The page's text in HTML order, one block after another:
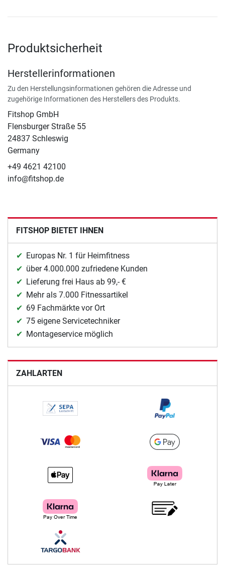
Produktsicherheit
Herstellerinformationen
Zu den Herstellungsinformationen gehören die Adresse und
zugehörige Informationen des Herstellers des Produkts.
Fitshop GmbH
Flensburger Straße 55
24837 Schleswig
Germany
+49 4621 42100
info@fitshop.de
FITSHOP BIETET IHNEN
Europas Nr. 1 für Heimfitness
über 4.000.000 zufriedene Kunden
Lieferung frei Haus ab 99,- €
Mehr als 7.000 Fitnessartikel
69 Fachmärkte vor Ort
75 eigene Servicetechniker
Montageservice möglich
ZAHLARTEN